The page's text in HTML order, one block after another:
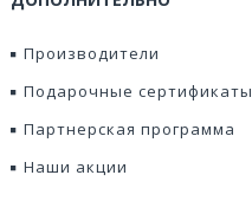
Производители
Подарочные сертификаты
Партнерская программа
Наши акции